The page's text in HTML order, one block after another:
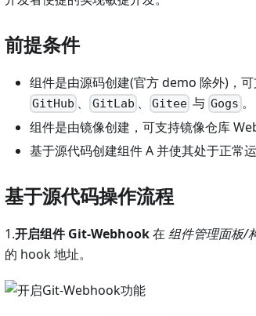
前提条件
组件是由源码创建(官方 demo 除外)，
GitHub 、 GitLab 、 Gitee 与Gogs 。
组件是由镜像创建，可支持镜像仓库
基于源代码创建组件 A 并使其处于正常运
基于源代码操作流程
1.开启组件 Git-Webhook在 组件管理面板/
的 hook 地址。